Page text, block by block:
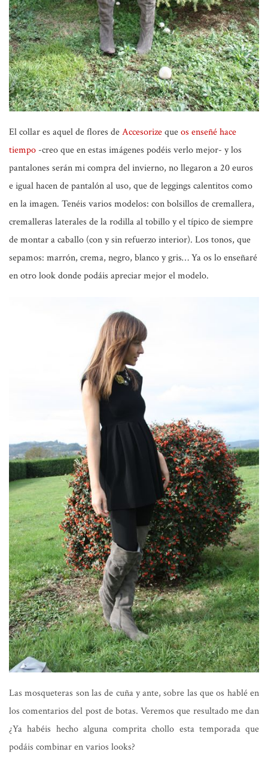
El collar es aquel de flores deAccesorizequeos enseñé hace
tiempo -creo que en estas imágenes podéis verlo mejor- y los
pantalones serán mi compra del invierno, no llegaron a 20 euros
e igual hacen de pantalón al uso, que de leggings calentitos como
en la imagen. Tenéis varios modelos: con bolsillos de cremallera,
cremalleras laterales de la rodilla al tobillo y el típico de siempre
de montar a caballo (con y sin refuerzo interior). Los tonos, que
sepamos: marrón, crema, negro, blanco y gris… Ya os lo enseñaré
en otro look donde podáis apreciar mejor el modelo.
Las mosqueteras son las de cuña y ante, sobre las que os hablé en
los comentarios del post de botas. Veremos que resultado me dan
¿Ya habéis hecho alguna comprita chollo esta temporada que
podáis combinar en varios looks?